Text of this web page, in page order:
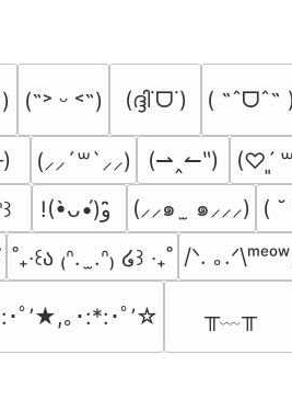
(˶˃ ᵕ ˂˶) (ദ്ദി˙ᗜ˙) ( ˶ˆᗜˆ˵ )
(⸝⸝´꒳`⸝⸝) (⇀‸↼‶) (♡ˊ͈
(⸝⸝๑  ̫ ๑⸝⸝⸝) (
˚₊‧꒰ა ₍ᐢ.  ̫.ᐢ₎ ໒꒱ ‧₊˚ /ᐠ. ｡
ﾟ’★,｡･:*:･ﾟ’☆ ╥﹏╥